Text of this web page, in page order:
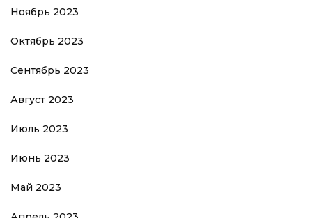
Ноябрь 2023
Октябрь 2023
Сентябрь 2023
Август 2023
Июль 2023
Июнь 2023
Май 2023